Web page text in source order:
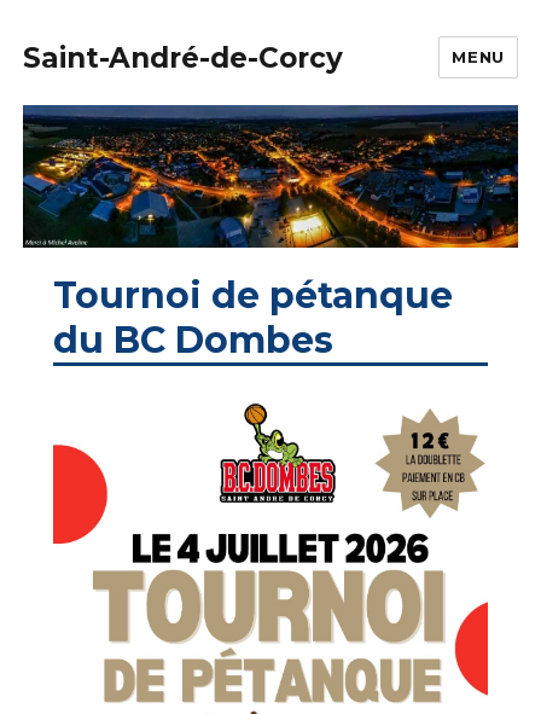
Saint-André-de-Corcy MENU
Tournoi de pétanque
du BC Dombes